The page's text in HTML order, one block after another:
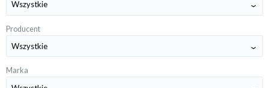
Producent
Marka